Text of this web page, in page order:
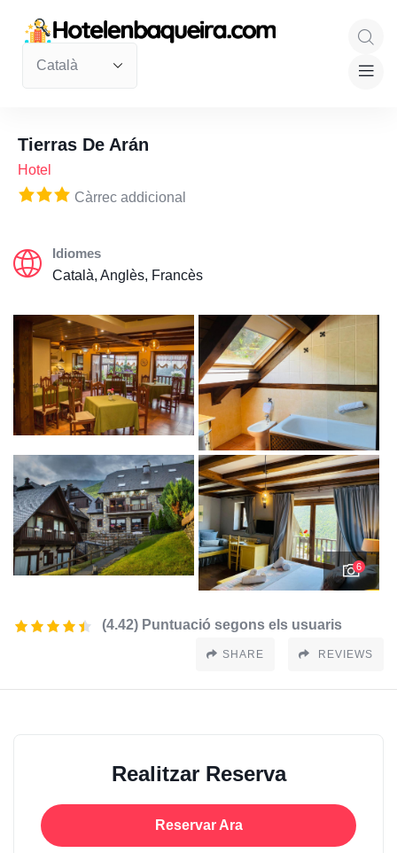
Tierras De Arán
Hotel
Càrrec addicional
Idiomes
Català, Anglès, Francès
6
(4.42) Puntuació segons els usuaris
SHARE REVIEWS
Realitzar Reserva
Reservar Ara